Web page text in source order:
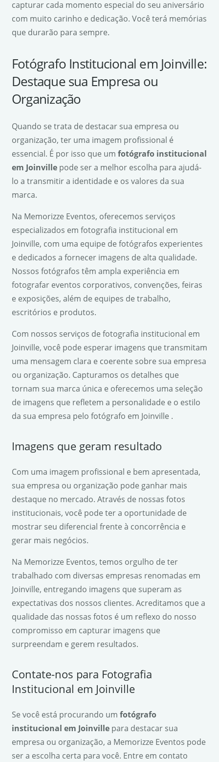
capturar cada momento especial do seu aniversário
com muito carinho e dedicação. Você terá memórias
que durarão para sempre.
Fotógrafo Institucional em Joinville:
Destaque sua Empresa ou
Organização
Quando se trata de destacar sua empresa ou
organização, ter uma imagem profissional é
essencial. É por isso que um fotógrafo institucional
em Joinville pode ser a melhor escolha para ajudá-
lo a transmitir a identidade e os valores da sua
marca.
Na Memorizze Eventos, oferecemos serviços
especializados em fotografia institucional em
Joinville, com uma equipe de fotógrafos experientes
e dedicados a fornecer imagens de alta qualidade.
Nossos fotógrafos têm ampla experiência em
fotografar eventos corporativos, convenções, feiras
e exposições, além de equipes de trabalho,
escritórios e produtos.
Com nossos serviços de fotografia institucional em
Joinville, você pode esperar imagens que transmitam
uma mensagem clara e coerente sobre sua empresa
ou organização. Capturamos os detalhes que
tornam sua marca única e oferecemos uma seleção
de imagens que refletem a personalidade e o estilo
da sua empresa pelo fotógrafo em Joinville .
Imagens que geram resultado
Com uma imagem profissional e bem apresentada,
sua empresa ou organização pode ganhar mais
destaque no mercado. Através de nossas fotos
institucionais, você pode ter a oportunidade de
mostrar seu diferencial frente à concorrência e
gerar mais negócios.
Na Memorizze Eventos, temos orgulho de ter
trabalhado com diversas empresas renomadas em
Joinville, entregando imagens que superam as
expectativas dos nossos clientes. Acreditamos que a
qualidade das nossas fotos é um reflexo do nosso
compromisso em capturar imagens que
surpreendam e gerem resultados.
Contate-nos para Fotografia
Institucional em Joinville
Se você está procurando um fotógrafo
institucional em Joinville para destacar sua
empresa ou organização, a Memorizze Eventos pode
ser a escolha certa para você. Entre em contato